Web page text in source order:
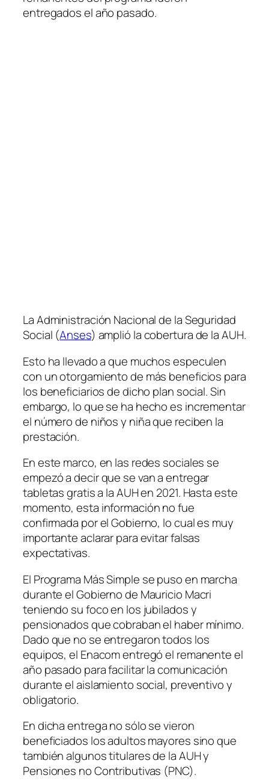
entregados el año pasado.
La Administración Nacional de la Seguridad
Social (Anses) amplió la cobertura de la AUH.
Esto ha llevado a que muchos especulen
con un otorgamiento de más beneficios para
los beneficiarios de dicho plan social. Sin
embargo, lo que se ha hecho es incrementar
el número de niños y niña que reciben la
prestación.
En este marco, en las redes sociales se
empezó a decir que se van a entregar
tabletas gratis a la AUH en 2021. Hasta este
momento, esta información no fue
confirmada por el Gobierno, lo cual es muy
importante aclarar para evitar falsas
expectativas.
El Programa Más Simple se puso en marcha
durante el Gobierno de Mauricio Macri
teniendo su foco en los jubilados y
pensionados que cobraban el haber mínimo.
Dado que no se entregaron todos los
equipos, el Enacom entregó el remanente el
año pasado para facilitar la comunicación
durante el aislamiento social, preventivo y
obligatorio.
En dicha entrega no sólo se vieron
beneficiados los adultos mayores sino que
también algunos titulares de la AUH y
Pensiones no Contributivas (PNC).